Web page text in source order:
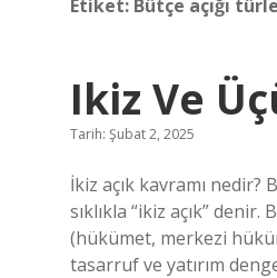
Etiket: Bütçe açığı
Ikiz Ve
Tarih: Şubat 2, 2025
İkiz açık kavramı
sıklıkla “ikiz açık”
(hükümet, merkezi
tasarruf ve yatırım